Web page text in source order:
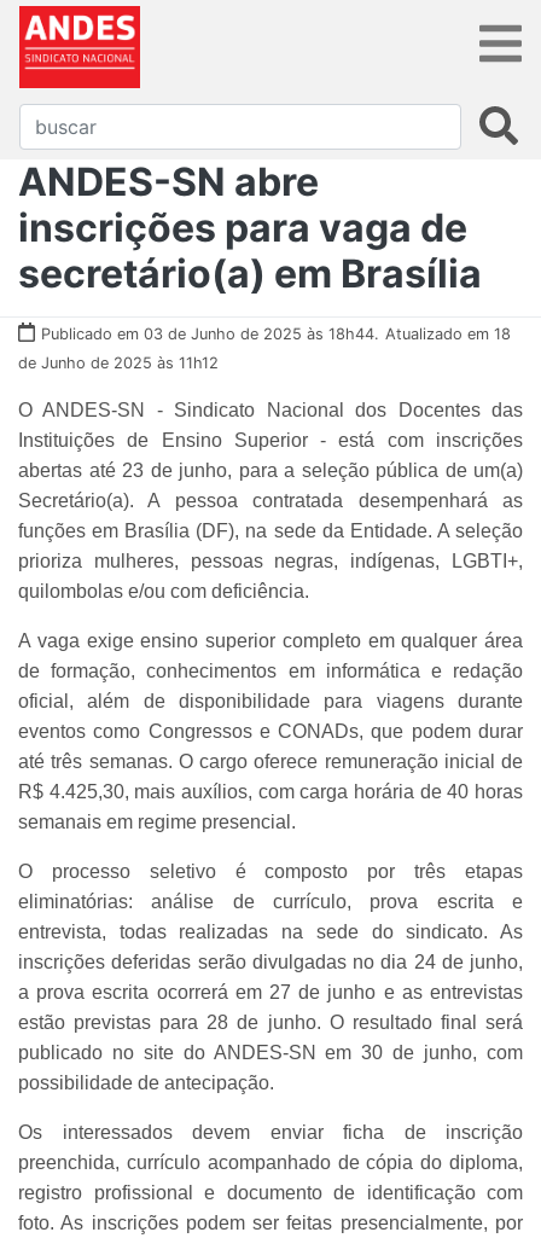
ANDES-SN abre
inscrições para vaga de
secretário(a) em Brasília
Publicado em 03 de Junho de 2025 às 18h44. Atualizado em 18
de Junho de 2025 às 11h12
O ANDES-SN - Sindicato Nacional dos Docentes das
Instituições de Ensino Superior - está com inscrições
abertas até 23 de junho, para a seleção pública de um(a)
Secretário(a). A pessoa contratada desempenhará as
funções em Brasília (DF), na sede da Entidade. A seleção
prioriza mulheres, pessoas negras, indígenas, LGBTI+,
quilombolas e/ou com deficiência.
A vaga exige ensino superior completo em qualquer área
de formação, conhecimentos em informática e redação
oficial, além de disponibilidade para viagens durante
eventos como Congressos e CONADs, que podem durar
até três semanas. O cargo oferece remuneração inicial de
R$ 4.425,30, mais auxílios, com carga horária de 40 horas
semanais em regime presencial.
O processo seletivo é composto por três etapas
eliminatórias: análise de currículo, prova escrita e
entrevista, todas realizadas na sede do sindicato. As
inscrições deferidas serão divulgadas no dia 24 de junho,
a prova escrita ocorrerá em 27 de junho e as entrevistas
estão previstas para 28 de junho. O resultado final será
publicado no site do ANDES-SN em 30 de junho, com
possibilidade de antecipação.
Os interessados devem enviar ficha de inscrição
preenchida, currículo acompanhado de cópia do diploma,
registro profissional e documento de identificação com
foto. As inscrições podem ser feitas presencialmente, por